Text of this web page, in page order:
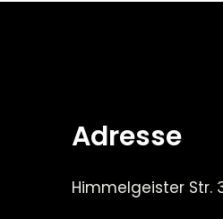
Adresse
Himmelgeister Str.